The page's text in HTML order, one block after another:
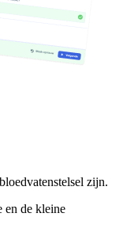
zijn.
en de kleine